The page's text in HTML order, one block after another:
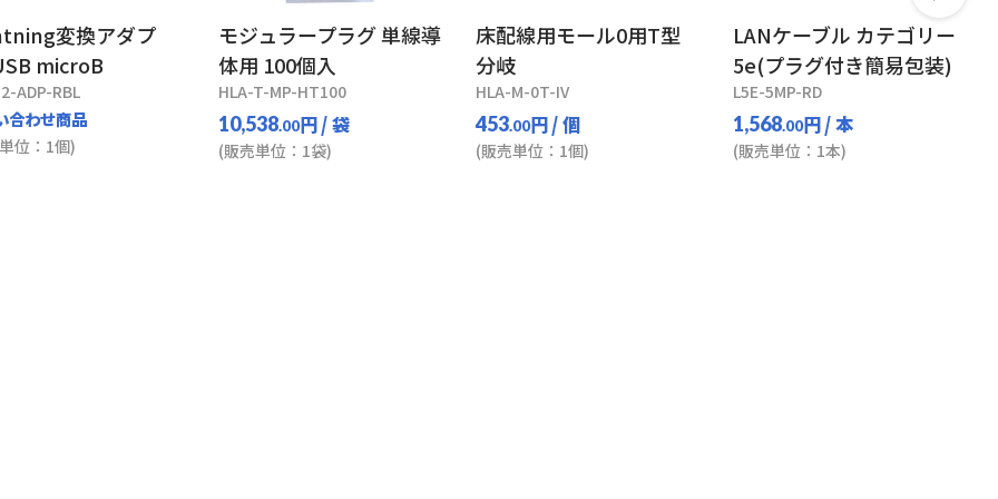
変換アダプ
microB
ADP-RBL
合わせ商品
位：1個)
モジュラープラグ 単線導
体用 100個入
HLA-T-MP-HT100
10,538.00円/ 袋
(販売単位：1袋)
床配線用モール0用T型
分岐
HLA-M-0T-IV
453.00円/ 個
(販売単位：1個)
LANケーブル カテゴリー
5e(プラグ付き簡易包装)
L5E-5MP-RD
1,568.00円/ 本
(販売単位：1本)